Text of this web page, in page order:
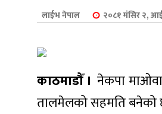
लाईभ नेपाल २०८१ मंसिर २,
काठमाडौँ । नेकपा
तालमेलको सहमति बनेको